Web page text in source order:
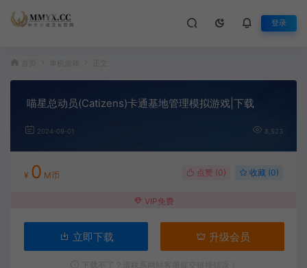
登录
喵星总动员(Catizens)卡通基地管理模拟游戏|下载
2024-09-01 8,523
¥ 0 M币 点赞 (0) 收藏 (0)
VIP免费
立即下载 升级会员